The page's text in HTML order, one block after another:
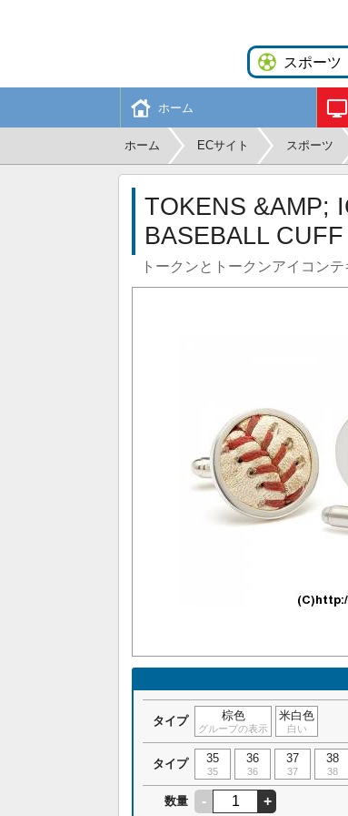
ホーム
ホーム ECサイト スポーツ
TOKENS &AMP;
BASEBALL
トークンとトークンアイコン
タイプ 棕色
グループの表示
米白色
白い
タイプ 35
35
36
36
37
37
38
38
数量 - +